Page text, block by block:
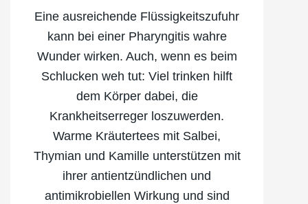
Eine ausreichende Flüssigkeitszufuhr
kann bei einer Pharyngitis wahre
Wunder wirken. Auch, wenn es beim
Schlucken weh tut: Viel trinken hilft
dem Körper dabei, die
Krankheitserreger loszuwerden.
Warme Kräutertees mit Salbei,
Thymian und Kamille unterstützen mit
ihrer antientzündlichen und
antimikrobiellen Wirkung und sind